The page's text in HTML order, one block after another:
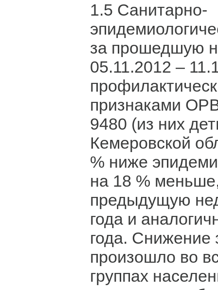
1.5 Санитарно-
за прошедшую
05.11.2012 –
признаками
9480 (из них
Кемеровской
% ниже
на 18 %
предыдущую
года и
года. Снижение
произошло во
группах